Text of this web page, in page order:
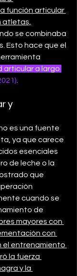
función articular
atletas,
se combinaba
Esto hace que el
articular a largo
y
es una fuente
ya que carece
esenciales
de leche o la
que
cuando se
de
mayores con
con
el entrenamiento
la fuerza
y la